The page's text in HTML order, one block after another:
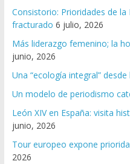
Consistorio: Prioridades de
fracturado 6 julio, 2026
Más liderazgo femenino; la
junio, 2026
Una “ecología integral”
Un modelo de periodismo
León XIV en España: visita
junio, 2026
Tour europeo expone
2026